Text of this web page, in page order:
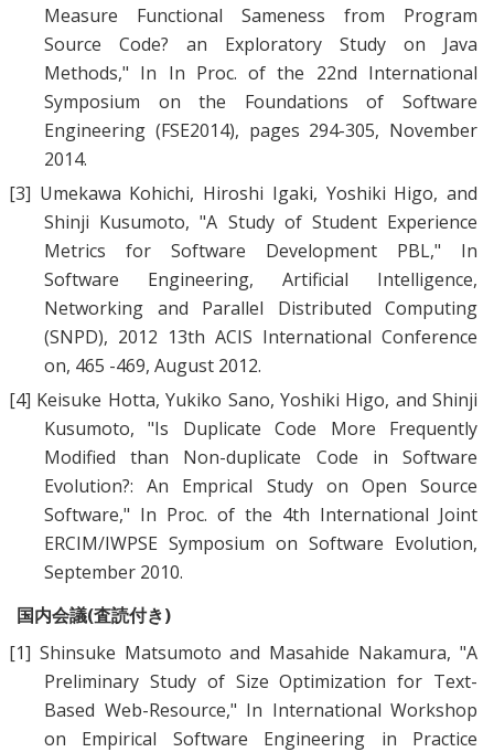
Measure Functional Sameness from Program
Source Code? an Exploratory Study on Java
Methods," In In Proc. of the 22nd International
Symposium on the Foundations of Software
Engineering (FSE2014), pages 294-305, November
2014.
[3] Umekawa Kohichi, Hiroshi Igaki, Yoshiki Higo, and
Shinji Kusumoto, "A Study of Student Experience
Metrics for Software Development PBL," In
Software Engineering, Artificial Intelligence,
Networking and Parallel Distributed Computing
(SNPD), 2012 13th ACIS International Conference
on, 465 -469, August 2012.
[4] Keisuke Hotta, Yukiko Sano, Yoshiki Higo, and Shinji
Kusumoto, "Is Duplicate Code More Frequently
Modified than Non-duplicate Code in Software
Evolution?: An Emprical Study on Open Source
Software," In Proc. of the 4th International Joint
ERCIM/IWPSE Symposium on Software Evolution,
September 2010.
国内会議(査読付き)
[1] Shinsuke Matsumoto and Masahide Nakamura, "A
Preliminary Study of Size Optimization for Text-
Based Web-Resource," In International Workshop
on Empirical Software Engineering in Practice